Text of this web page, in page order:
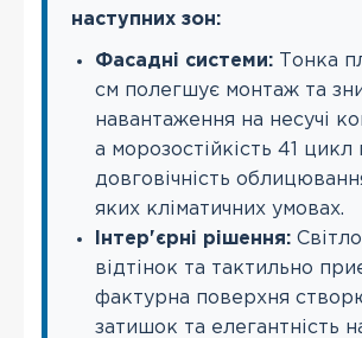
наступних зон:
Фасадні системи: Тонка
см полегшує монтаж та
навантаження на несучі
а морозостійкість 41 цикл
довговічність
яких кліматичних умовах.
Інтер'єрні рішення:
відтінок та тактильно
фактурна поверхня
затишок та елегантність